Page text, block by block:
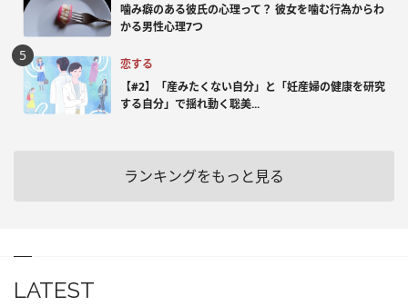
噛み癖のある彼氏の心理って？ 彼女を噛む行為からわ
かる男性心理7つ
恋する
【#2】「産みたくない自分」と「妊産婦の健康を研究
する自分」で揺れ動く聡美...
ランキングをもっと見る
LATEST